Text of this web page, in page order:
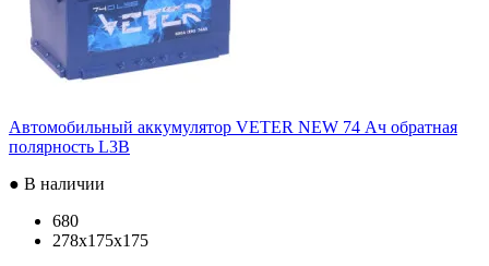
Автомобильный аккумулятор VETER NEW 74 Ач обратная
полярность L3B
● В наличии
680
278x175x175